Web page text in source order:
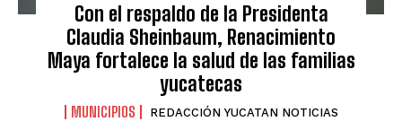
Con el respaldo de la Presidenta
Claudia Sheinbaum, Renacimiento
Maya fortalece la salud de las familias
yucatecas
MUNICIPIOS REDACCIÓN YUCATAN NOTICIAS